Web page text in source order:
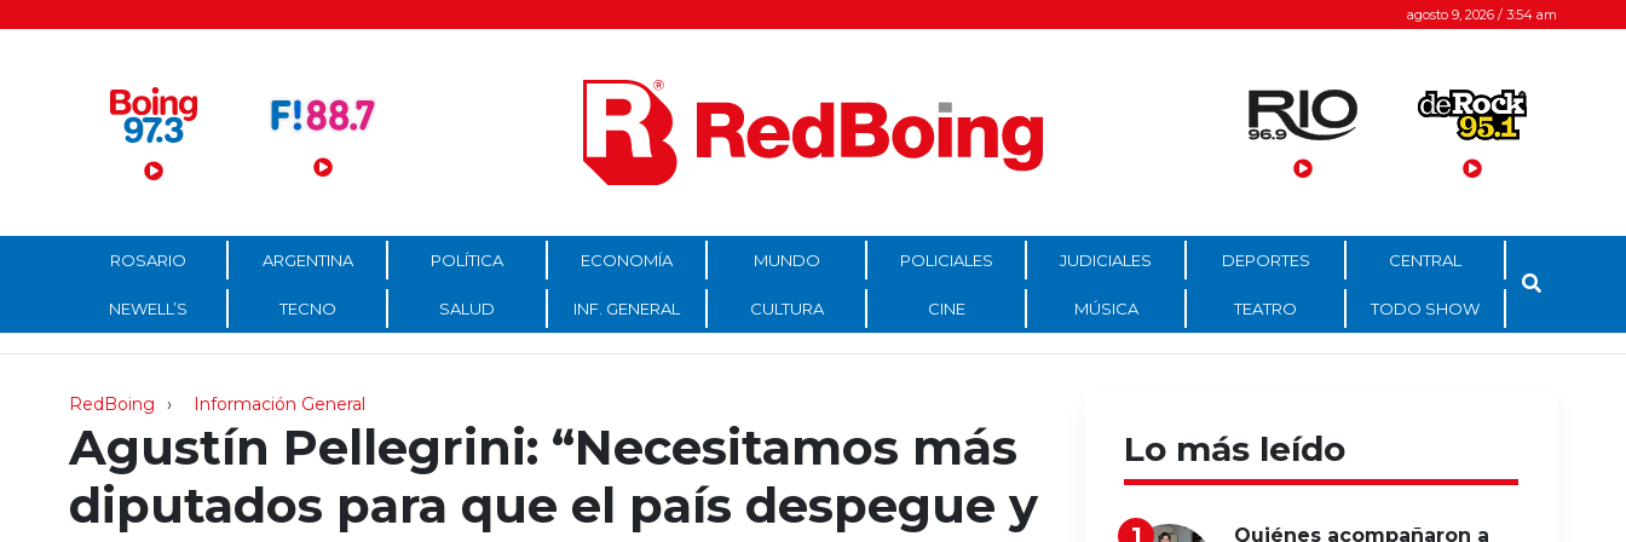
Menú Principal agosto 9, 2026 / 3:54 am
ROSARIO ARGENTINA POLÍTICA ECONOMÍA MUNDO POLICIALES JUDICIALES DEPORTES CENTRAL
NEWELL’S TECNO SALUD INF. GENERAL CULTURA CINE MÚSICA TEATRO TODO SHOW
RedBoing Información General
Agustín Pellegrini: “Necesitamos más
diputados para que el país despegue y
Lo más leído
Quiénes acompañaron a